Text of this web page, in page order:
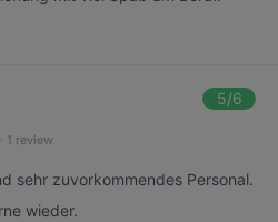
5/6
· 1 review
sehr zuvorkommendes Personal.
wieder.